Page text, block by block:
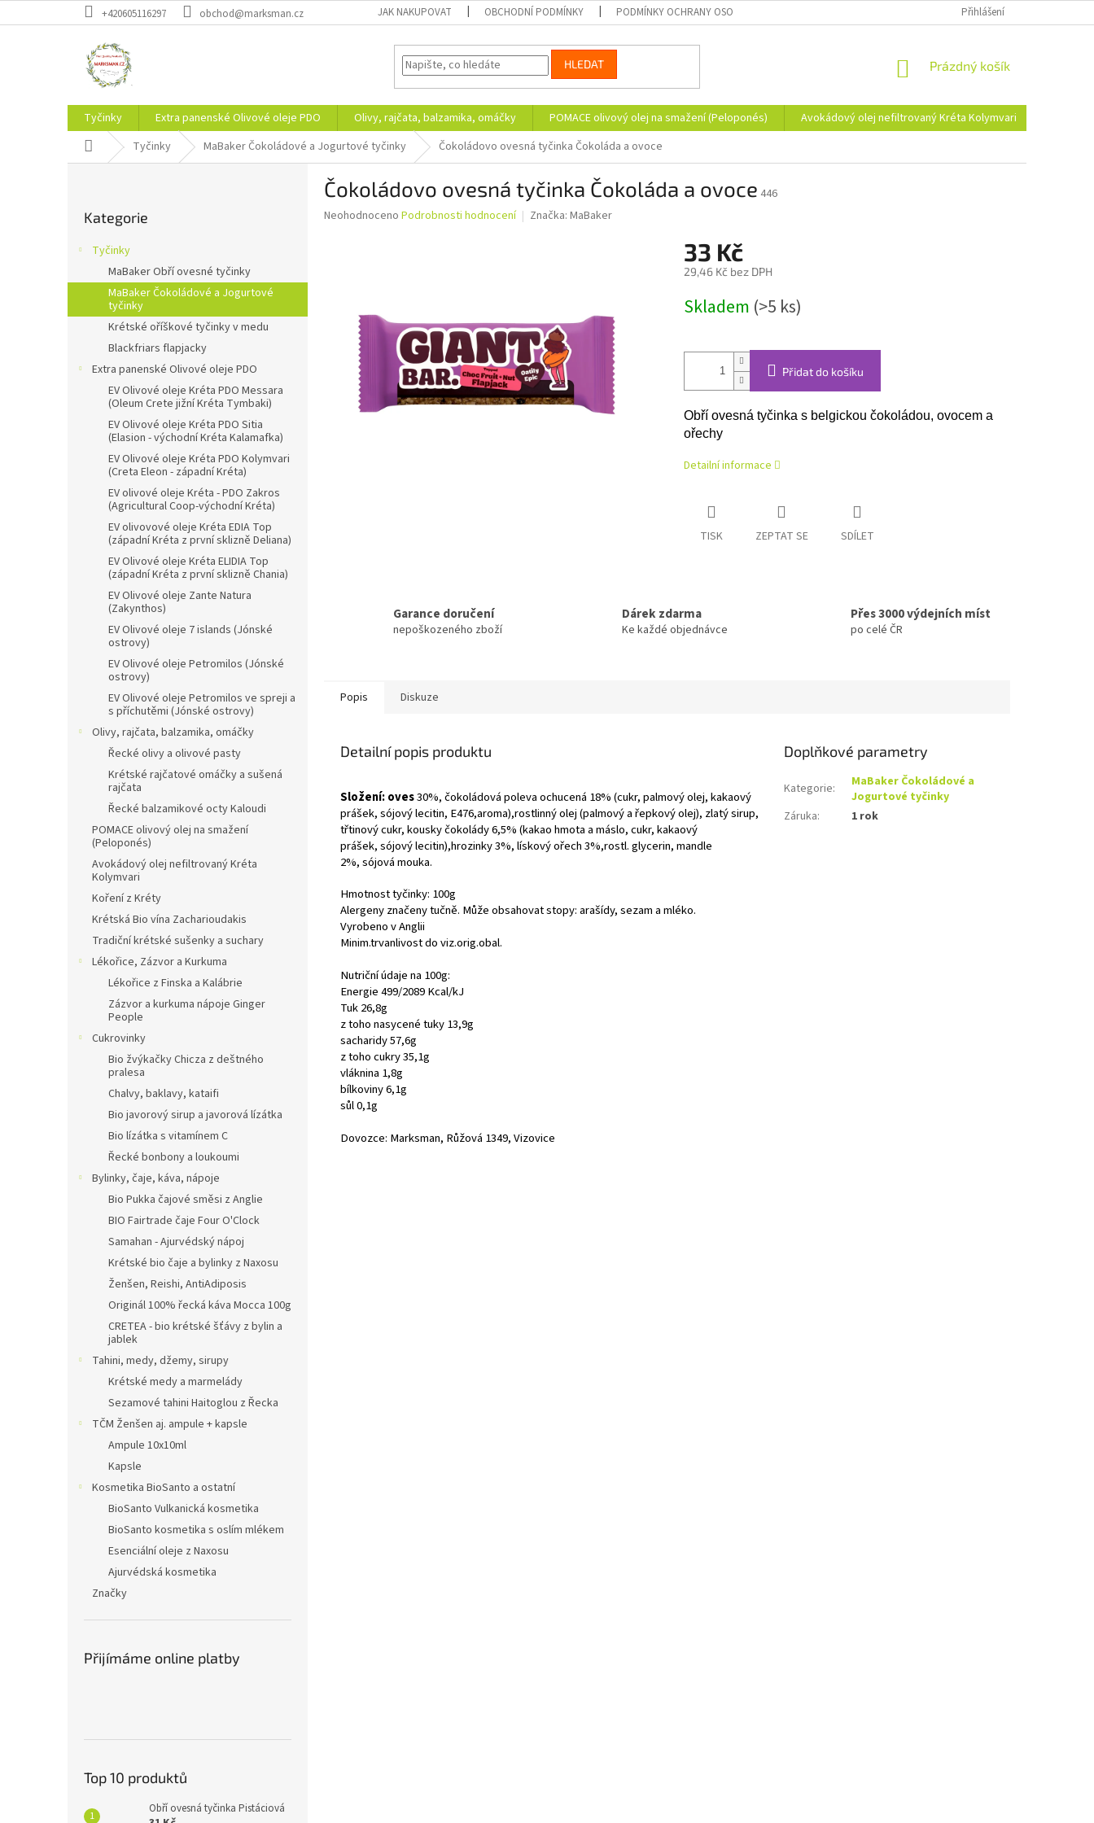
na
+420605116297 obchod@marksman.cz JAK NAKUPOVAT OBCHODNÍ PODMÍNKY PODMÍNKY OCHRANY OSOBNÍCH ÚDAJŮ Přihlášení
HLEDAT
NÁKUPNÍ
Prázdný košík
Tyčinky Extra panenské Olivové oleje PDO Olivy, rajčata, balzamika, omáčky POMACE olivový olej na smažení (Peloponés) Avokádový olej nefiltrovaný Kréta Kolymvari
Domů Tyčinky MaBaker Čokoládové a Jogurtové tyčinky Čokoládovo ovesná tyčinka Čokoláda a ovoce
n
í
kategorie
Kategorie
Tyčinky
MaBaker Obří ovesné tyčinky
MaBaker Čokoládové a Jogurtové
tyčinky
Krétské oříškové tyčinky v medu
Blackfriars flapjacky
Extra panenské Olivové oleje PDO
EV Olivové oleje Kréta PDO Messara
(Oleum Crete jižní Kréta Tymbaki)
EV Olivové oleje Kréta PDO Sitia
(Elasion - východní Kréta Kalamafka)
EV Olivové oleje Kréta PDO Kolymvari
(Creta Eleon - západní Kréta)
EV olivové oleje Kréta - PDO Zakros
(Agricultural Coop-východní Kréta)
EV olivovové oleje Kréta EDIA Top
(západní Kréta z první sklizně Deliana)
EV Olivové oleje Kréta ELIDIA Top
(západní Kréta z první sklizně Chania)
EV Olivové oleje Zante Natura
(Zakynthos)
EV Olivové oleje 7 islands (Jónské
ostrovy)
EV Olivové oleje Petromilos (Jónské
ostrovy)
EV Olivové oleje Petromilos ve spreji a
s příchutěmi (Jónské ostrovy)
Olivy, rajčata, balzamika, omáčky
Řecké olivy a olivové pasty
Krétské rajčatové omáčky a sušená
rajčata
Řecké balzamikové octy Kaloudi
POMACE olivový olej na smažení
(Peloponés)
Avokádový olej nefiltrovaný Kréta
Kolymvari
Koření z Kréty
Krétská Bio vína Zacharioudakis
Tradiční krétské sušenky a suchary
Lékořice, Zázvor a Kurkuma
Lékořice z Finska a Kalábrie
Zázvor a kurkuma nápoje Ginger
People
Cukrovinky
Bio žvýkačky Chicza z deštného
pralesa
Chalvy, baklavy, kataifi
Bio javorový sirup a javorová lízátka
Bio lízátka s vitamínem C
Řecké bonbony a loukoumi
Bylinky, čaje, káva, nápoje
Bio Pukka čajové směsi z Anglie
BIO Fairtrade čaje Four O'Clock
Samahan - Ajurvédský nápoj
Krétské bio čaje a bylinky z Naxosu
Ženšen, Reishi, AntiAdiposis
Originál 100% řecká káva Mocca 100g
CRETEA - bio krétské šťávy z bylin a
jablek
Tahini, medy, džemy, sirupy
Krétské medy a marmelády
Sezamové tahini Haitoglou z Řecka
TČM Ženšen aj. ampule + kapsle
Ampule 10x10ml
Kapsle
Kosmetika BioSanto a ostatní
BioSanto Vulkanická kosmetika
BioSanto kosmetika s oslím mlékem
Esenciální oleje z Naxosu
Ajurvédská kosmetika
Značky
Přijímáme online platby
Top 10 produktů
Obří ovesná tyčinka Pistáciová
Čokoládovo ovesná tyčinka Čokoláda a ovoce 446
Průměrné
hvězdiček.
Neohodnoceno Podrobnosti hodnocení Značka: MaBaker
33 Kč
29,46 Kč bez DPH
cena:
Skladem (>5 ks)
Přidat do košíku
Obří ovesná tyčinka s belgickou čokoládou, ovocem a
ořechy
Detailní informace
TISK ZEPTAT SE SDÍLET
Garance doručení
nepoškozeného zboží
Dárek zdarma
Ke každé objednávce
Přes 3000 výdejních míst
po celé ČR
Popis Diskuze
Detailní popis produktu
Složení: oves30%, čokoládová poleva ochucená 18% (cukr, palmový olej, kakaový
prášek, sójový lecitin, E476,aroma),rostlinný olej (palmový a řepkový olej), zlatý sirup,
třtinový cukr, kousky čokolády 6,5% (kakao hmota a máslo, cukr, kakaový
prášek, sójový lecitin),hrozinky 3%, lískový ořech 3%,rostl. glycerin, mandle
2%, sójová mouka.
Hmotnost tyčinky: 100g
Alergeny značeny tučně. Může obsahovat stopy: arašídy, sezam a mléko.
Vyrobeno v Anglii
Minim.trvanlivost do viz.orig.obal.
Nutriční údaje na 100g:
Energie 499/2089 Kcal/kJ
Tuk 26,8g
z toho nasycené tuky 13,9g
sacharidy 57,6g
z toho cukry 35,1g
vláknina 1,8g
bílkoviny 6,1g
sůl 0,1g
Dovozce: Marksman, Růžová 1349, Vizovice
Doplňkové parametry
Kategorie:
MaBaker Čokoládové a
Jogurtové tyčinky
Záruka: 1 rok